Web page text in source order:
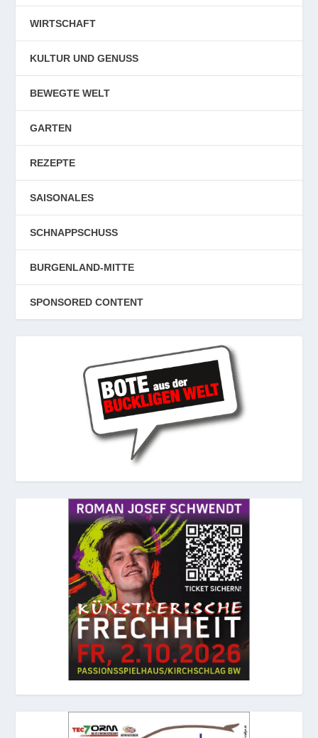
WIRTSCHAFT
KULTUR UND GENUSS
BEWEGTE WELT
GARTEN
REZEPTE
SAISONALES
SCHNAPPSCHUSS
BURGENLAND-MITTE
SPONSORED CONTENT